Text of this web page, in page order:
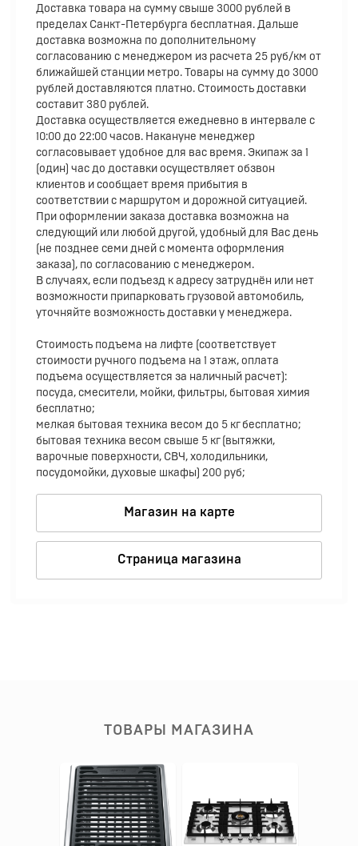
Доставка товара на сумму свыше 3000 рублей в
пределах Санкт-Петербурга бесплатная. Дальше
доставка возможна по дополнительному
согласованию с менеджером из расчета 25 руб/км от
ближайшей станции метро. Товары на сумму до 3000
рублей доставляются платно. Стоимость доставки
составит 380 рублей.
Доставка осуществляется ежедневно в интервале с
10:00 до 22:00 часов. Накануне менеджер
согласовывает удобное для вас время. Экипаж за 1
(один) час до доставки осуществляет обзвон
клиентов и сообщает время прибытия в
соответствии с маршрутом и дорожной ситуацией.
При оформлении заказа доставка возможна на
следующий или любой другой, удобный для Вас день
(не позднее семи дней с момента оформления
заказа), по согласованию с менеджером.
В случаях, если подъезд к адресу затруднён или нет
возможности припарковать грузовой автомобиль,
уточняйте возможность доставки у менеджера.
Стоимость подъема на лифте (соответствует
стоимости ручного подъема на 1 этаж, оплата
подъема осуществляется за наличный расчет):
посуда, смесители, мойки, фильтры, бытовая химия
бесплатно;
мелкая бытовая техника весом до 5 кг бесплатно;
бытовая техника весом свыше 5 кг (вытяжки,
варочные поверхности, СВЧ, холодильники,
посудомойки, духовые шкафы) 200 руб;
Магазин на карте
Страница магазина
ТОВАРЫ МАГАЗИНА